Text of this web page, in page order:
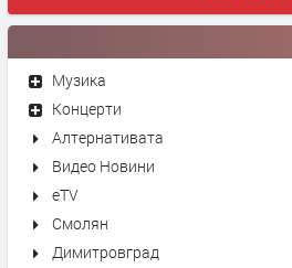
Музика
Концерти
Алтернативата
Видео Новини
eTV
Смолян
Димитровград